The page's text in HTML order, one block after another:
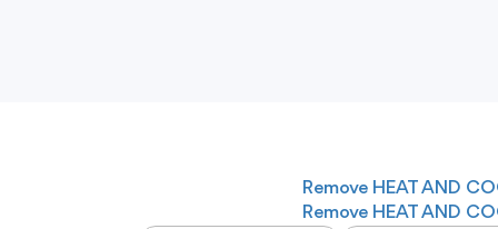
Remove HEAT AND
Remove HEAT AND